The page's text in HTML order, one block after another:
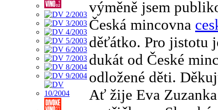
výměně jsem
Česká mincovna
děťátko. Pro jistotu
dukát od České
odložené děti.
Ať žije Eva